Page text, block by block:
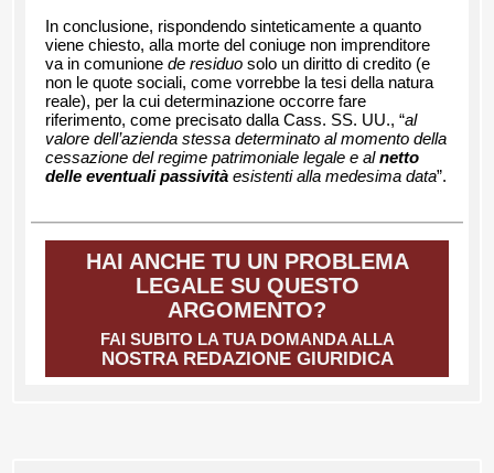
In conclusione, rispondendo sinteticamente a quanto
viene chiesto, alla morte del coniuge non imprenditore
va in comunione de residuo solo un diritto di credito (e
non le quote sociali, come vorrebbe la tesi della natura
reale), per la cui determinazione occorre fare
riferimento, come precisato dalla Cass. SS. UU., “al
valore dell’azienda stessa determinato al momento della
cessazione del regime patrimoniale legale e alnetto
delle eventuali passività esistenti alla medesima data”.
HAI ANCHE TU UN PROBLEMA
LEGALE SU QUESTO
ARGOMENTO?
FAI SUBITO LA TUA DOMANDA ALLA
NOSTRA REDAZIONE GIURIDICA